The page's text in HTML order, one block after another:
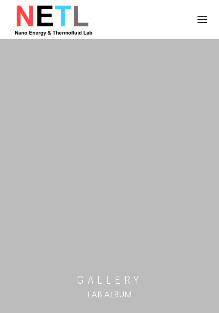
GALLERY
LAB ALBUM